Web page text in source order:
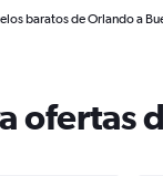
baratos de Orlando a
ofertas